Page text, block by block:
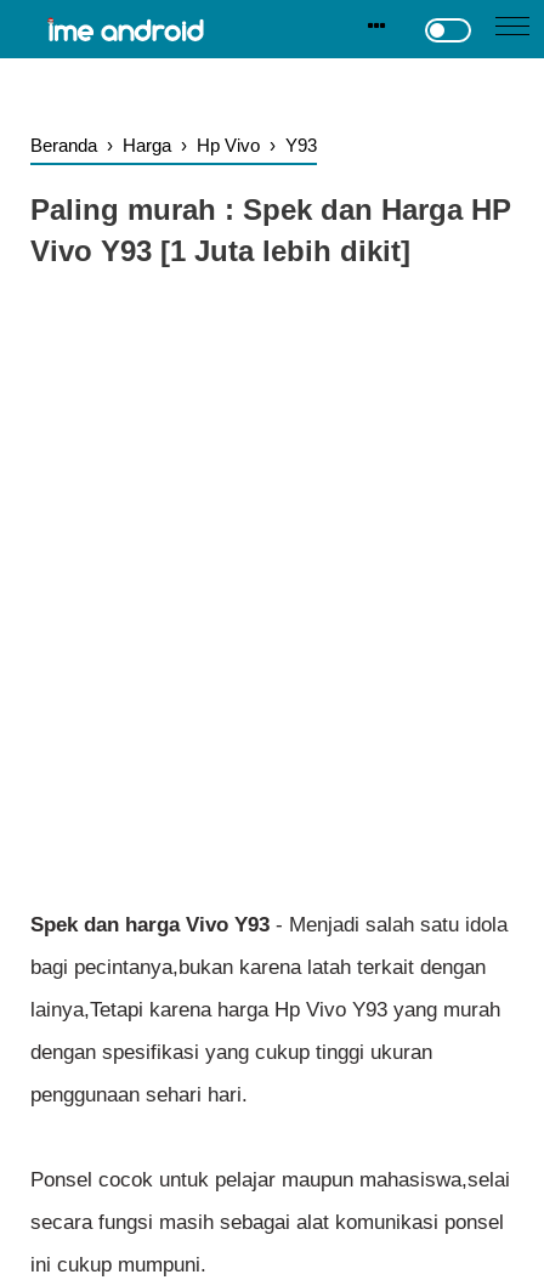
Beranda › Harga › Hp Vivo › Y93
Paling murah : Spek dan Harga HP
Vivo Y93 [1 Juta lebih dikit]
Spek dan harga Vivo Y93 - Menjadi salah satu idola
bagi pecintanya,bukan karena latah terkait dengan
lainya,Tetapi karena harga Hp Vivo Y93 yang murah
dengan spesifikasi yang cukup tinggi ukuran
penggunaan sehari hari.
Ponsel cocok untuk pelajar maupun mahasiswa,selai
secara fungsi masih sebagai alat komunikasi ponsel
ini cukup mumpuni.